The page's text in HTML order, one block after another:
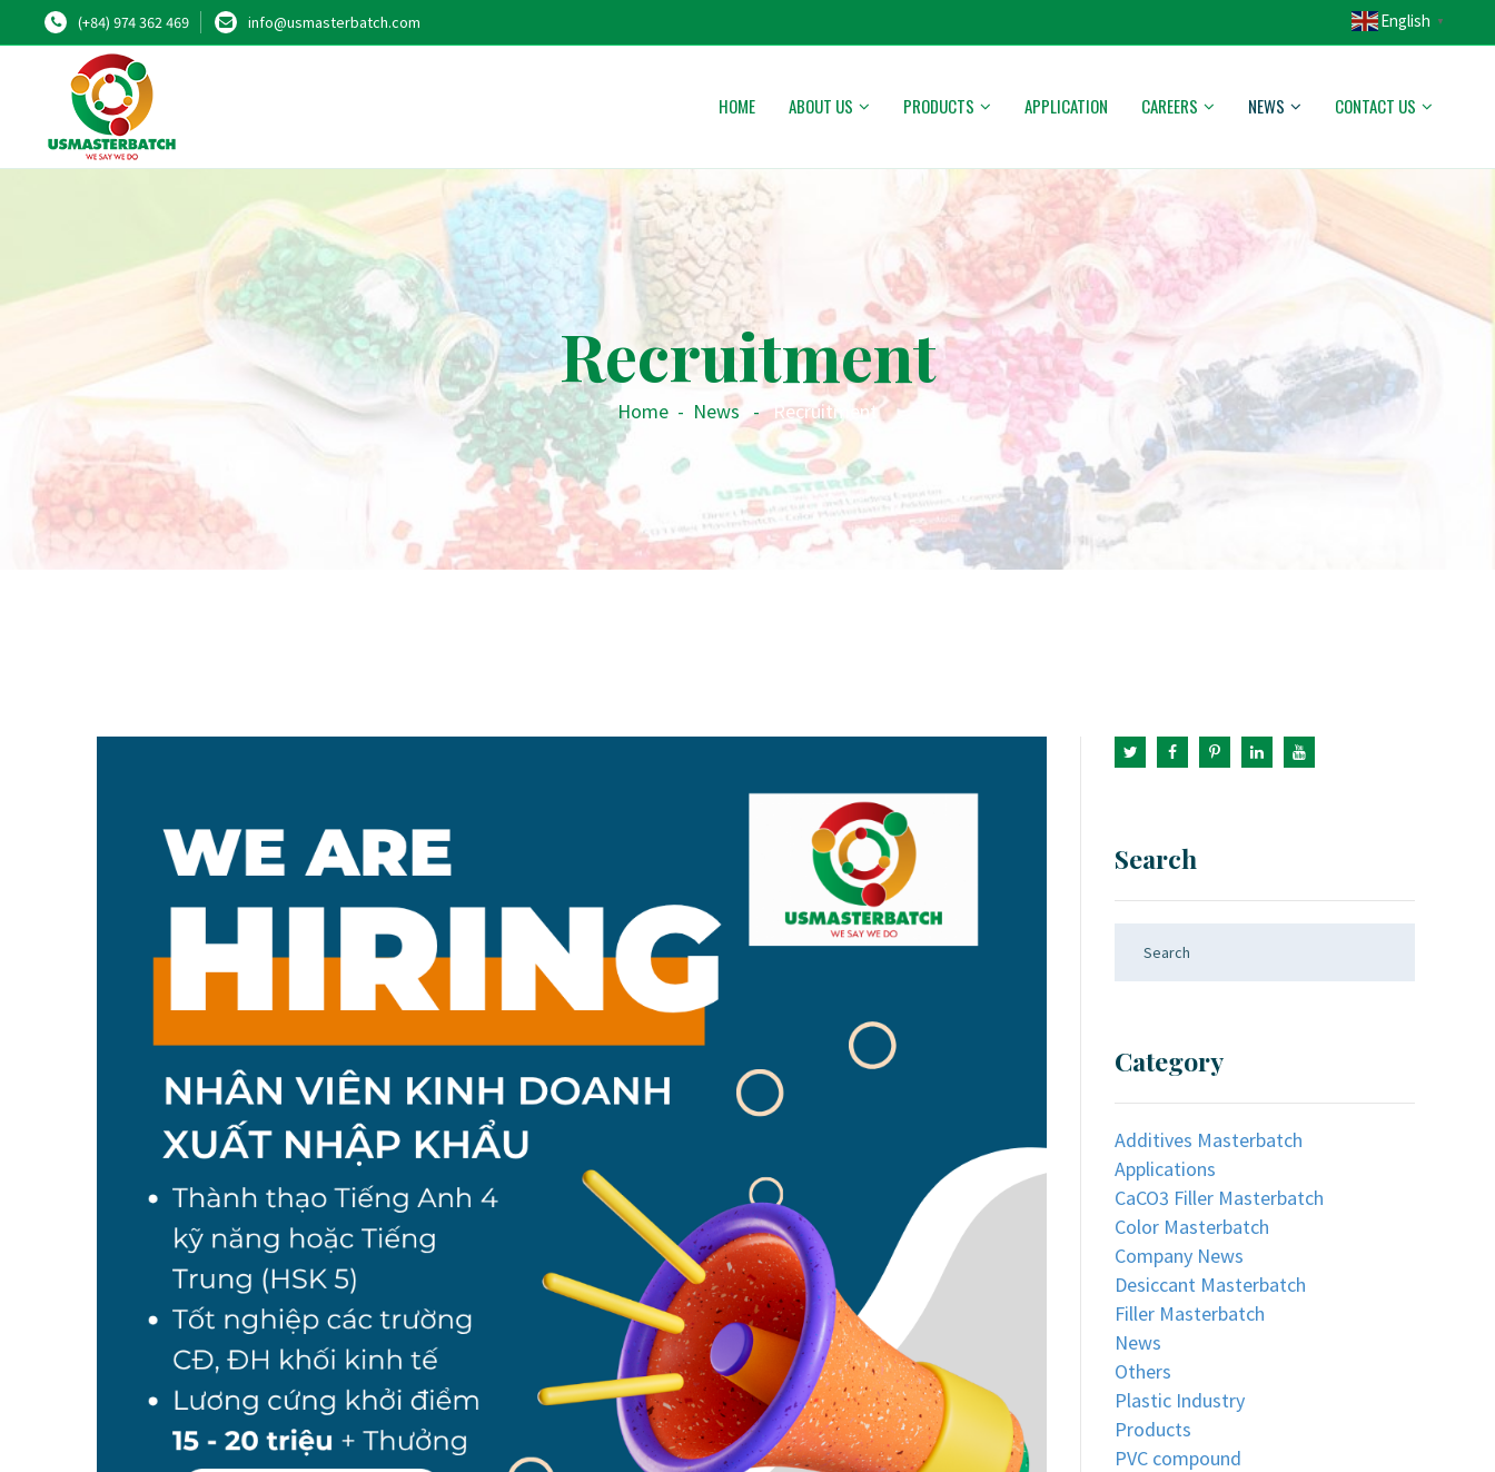
(+84) 974 362 469 info@usmasterbatch.com English ▼
HOME ABOUT US PRODUCTS APPLICATION CAREERS NEWS CONTACT US
Recruitment
Home - News - Recruitment
Search
Category
Additives Masterbatch
Applications
CaCO3 Filler Masterbatch
Color Masterbatch
Company News
Desiccant Masterbatch
Filler Masterbatch
News
Others
Plastic Industry
Products
PVC compound